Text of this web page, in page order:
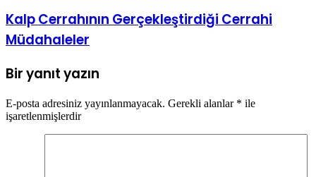
Kalp Cerrahının Gerçekleştirdiği Cerrahi
Müdahaleler
Bir yanıt yazın
E-posta adresiniz yayınlanmayacak. Gerekli alanlar * ile
işaretlenmişlerdir